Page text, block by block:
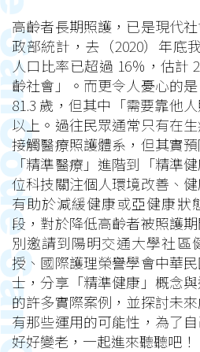
高齡者長期照護，已是現代
政部統計，去（2020）年底
人口比率已超過 16％，估計
齡社會」。而更令人憂心的
81.3 歲，但其中「需要靠他
以上。過往民眾通常只有在
接觸醫療照護體系，但其實
「精準醫療」進階到「精準
位科技關注個人環境改善、
有助於減緩健康或亞健康狀
段，對於降低高齡者被照護
別邀請到陽明交通大學社區
授、國際護理榮譽學會中華
士，分享「精準健康」概念
的許多實際案例，並探討未
有那些運用的可能性，為了
好好變老，一起進來聽聽吧！